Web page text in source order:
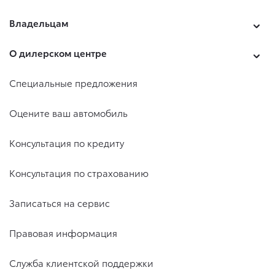
Владельцам
О дилерском центре
Специальные предложения
Оцените ваш автомобиль
Консультация по кредиту
Консультация по страхованию
Записаться на сервис
Правовая информация
Служба клиентской поддержки